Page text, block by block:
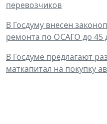
перевозчиков
В Госдуму внесен
ремонта по ОСАГО до 45
В Госдуме предлагают
маткапитал на покупку